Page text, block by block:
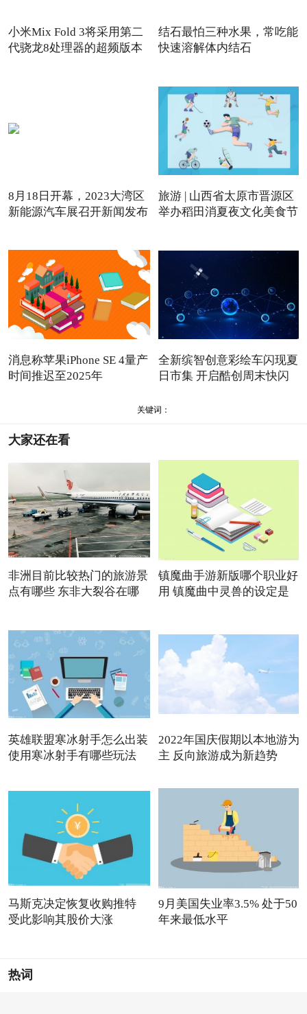
小米Mix Fold 3将采用第二
代骁龙8处理器的超频版本
结石最怕三种水果，常吃能
快速溶解体内结石
8月18日开幕，2023大湾区
新能源汽车展召开新闻发布
旅游 | 山西省太原市晋源区
举办稻田消夏夜文化美食节
消息称苹果iPhone SE 4量产
时间推迟至2025年
全新缤智创意彩绘车闪现夏
日市集 开启酷创周末快闪
关键词：
大家还在看
非洲目前比较热门的旅游景
点有哪些 东非大裂谷在哪
镇魔曲手游新版哪个职业好
用 镇魔曲中灵兽的设定是
英雄联盟寒冰射手怎么出装
使用寒冰射手有哪些玩法
2022年国庆假期以本地游为
主 反向旅游成为新趋势
马斯克决定恢复收购推特
受此影响其股价大涨
9月美国失业率3.5% 处于50
年来最低水平
热词